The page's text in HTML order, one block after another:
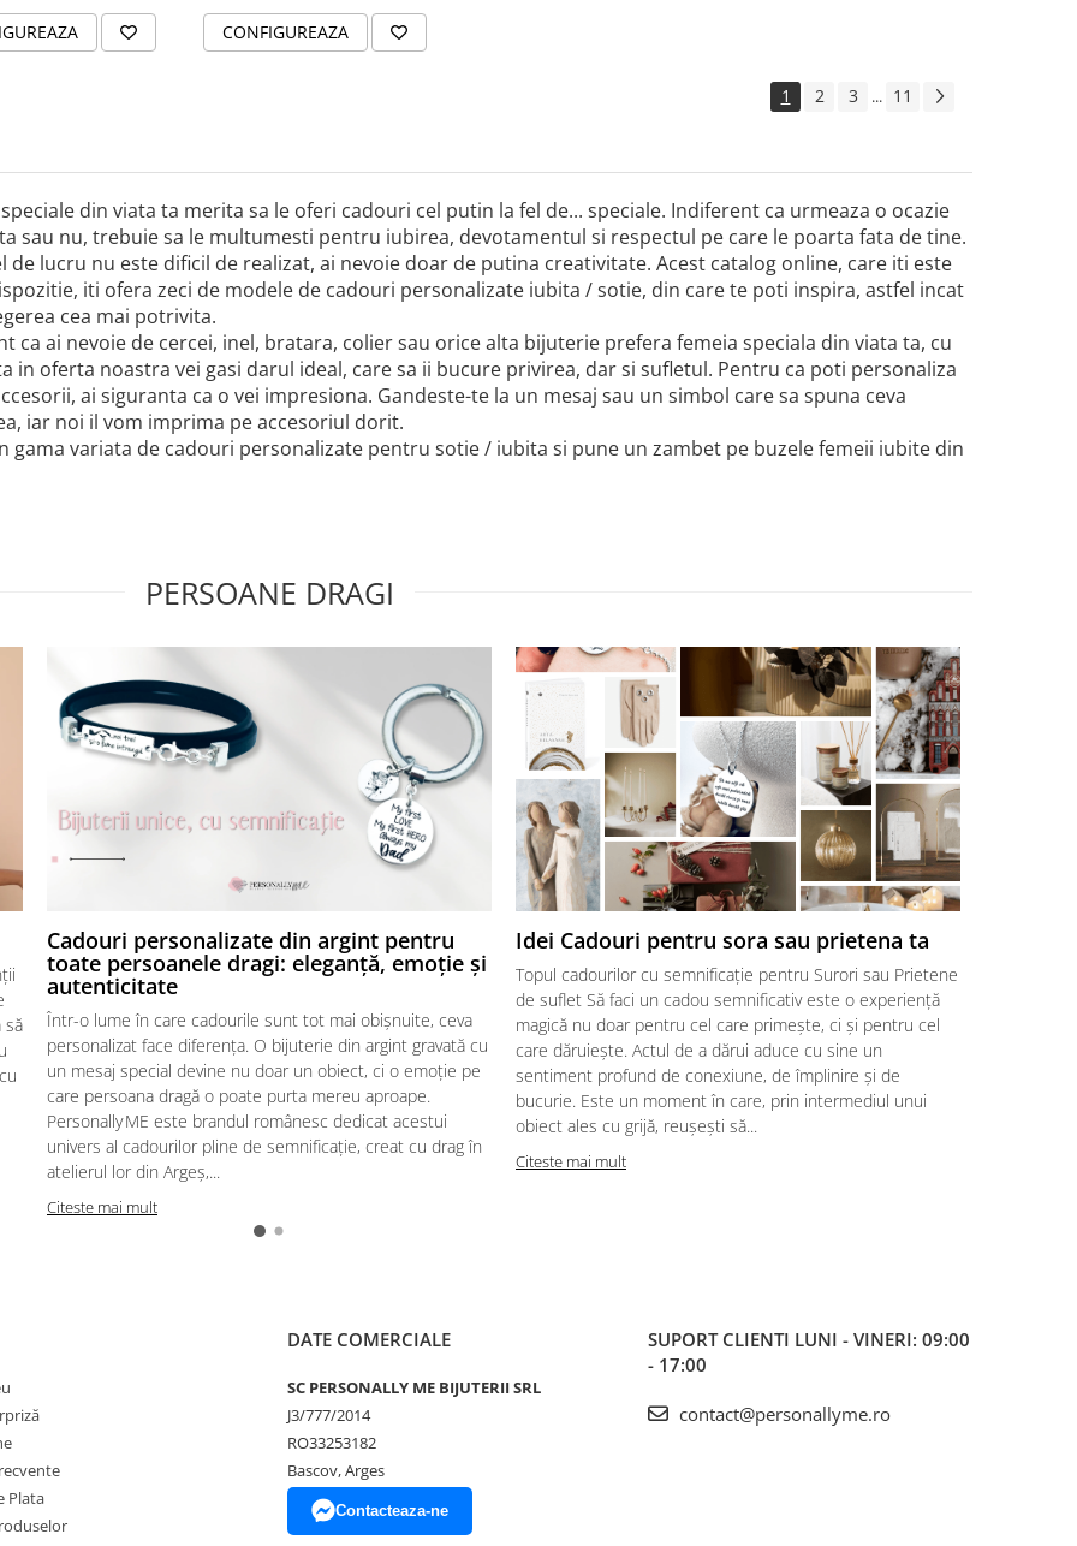
CONFIGUREAZA
1 2 3 ... 11
din viata ta merita sa le oferi cadouri cel putin la fel de... speciale. Indiferent ca urmeaza o ocazie
sau nu, trebuie sa le multumesti pentru iubirea, devotamentul si respectul pe care le poarta fata de tine.
de lucru nu este dificil de realizat, ai nevoie doar de putina creativitate. Acest catalog online, care iti este
iti ofera zeci de modele de cadouri personalizate iubita / sotie, din care te poti inspira, astfel incat
cea mai potrivita.
ca ai nevoie de cercei, inel, bratara, colier sau orice alta bijuterie prefera femeia speciala din viata ta, cu
in oferta noastra vei gasi darul ideal, care sa ii bucure privirea, dar si sufletul. Pentru ca poti personaliza
ai siguranta ca o vei impresiona. Gandeste-te la un mesaj sau un simbol care sa spuna ceva
iar noi il vom imprima pe accesoriul dorit.
gama variata de cadouri personalizate pentru sotie / iubita si pune un zambet pe buzele femeii iubite din
PERSOANE DRAGI
să
Cadouri personalizate din argint pentru
toate persoanele dragi: eleganță, emoție și
autenticitate
Într-o lume în care cadourile sunt tot mai obișnuite, ceva
personalizat face diferența. O bijuterie din argint gravată cu
un mesaj special devine nu doar un obiect, ci o emoție pe
care persoana dragă o poate purta mereu aproape.
Personally ME este brandul românesc dedicat acestui
univers al cadourilor pline de semnificație, creat cu drag în
atelierul lor din Argeș,...
Citeste mai mult
Idei Cadouri pentru sora sau prietena ta
Topul cadourilor cu semnificație pentru Surori sau Prietene
de suflet Să faci un cadou semnificativ este o experiență
magică nu doar pentru cel care primește, ci și pentru cel
care dăruiește. Actul de a dărui aduce cu sine un
sentiment profund de conexiune, de împlinire și de
bucurie. Este un moment în care, prin intermediul unui
obiect ales cu grijă, reușești să...
Citeste mai mult
Plata
DATE COMERCIALE
SC PERSONALLY ME BIJUTERII SRL
J3/777/2014
RO33253182
Bascov, Arges
Contacteaza-ne
SUPORT CLIENTI LUNI - VINERI: 09:00
- 17:00
contact@personallyme.ro